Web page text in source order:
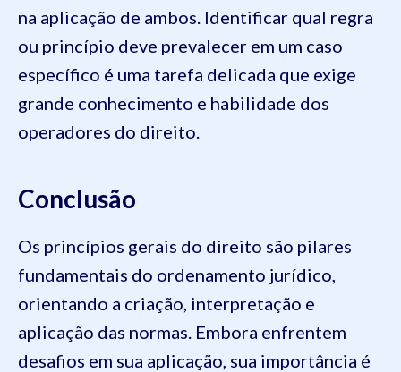
na aplicação de ambos. Identificar qual regra
ou princípio deve prevalecer em um caso
específico é uma tarefa delicada que exige
grande conhecimento e habilidade dos
operadores do direito.
Conclusão
Os princípios gerais do direito são pilares
fundamentais do ordenamento jurídico,
orientando a criação, interpretação e
aplicação das normas. Embora enfrentem
desafios em sua aplicação, sua importância é